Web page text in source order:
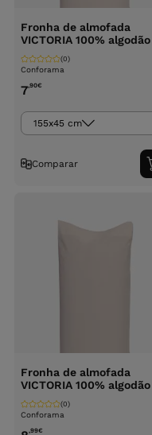
Fronha de almofada
VICTORIA 100% algodão
Conforama
(0)
7,90€
155x45 cm
Comparar
Fronha de almofada
VICTORIA 100% algodão
Conforama
(0)
,99€